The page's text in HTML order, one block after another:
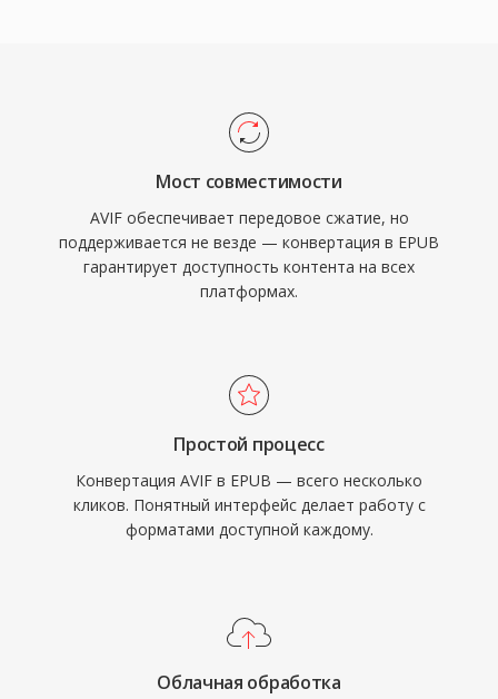
Мост совместимости
AVIF обеспечивает передовое сжатие, но
поддерживается не везде — конвертация в EPUB
гарантирует доступность контента на всех
платформах.
Простой процесс
Конвертация AVIF в EPUB — всего несколько
кликов. Понятный интерфейс делает работу с
форматами доступной каждому.
Облачная обработка